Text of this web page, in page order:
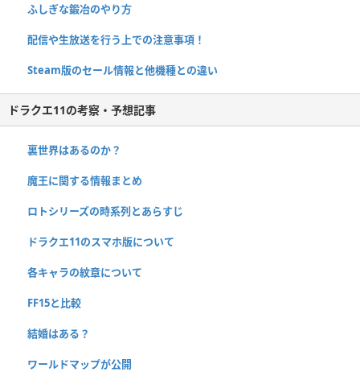
ふしぎな鍛冶のやり方
配信や生放送を行う上での注意事項！
Steam版のセール情報と他機種との違い
ドラクエ11の考察・予想記事
裏世界はあるのか？
魔王に関する情報まとめ
ロトシリーズの時系列とあらすじ
ドラクエ11のスマホ版について
各キャラの紋章について
FF15と比較
結婚はある？
ワールドマップが公開